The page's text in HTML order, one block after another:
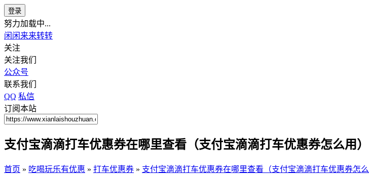
登录
努力加载中...
闲闲来来转转
关注
关注我们
公众号
联系我们
QQ 私信
订阅本站
支付宝滴滴打车优惠券在哪里查看（支付宝滴滴打车优惠券怎么用）
首页 » 吃喝玩乐有优惠 » 打车优惠券 » 支付宝滴滴打车优惠券在哪里查看（支付宝滴滴打车优惠券怎么